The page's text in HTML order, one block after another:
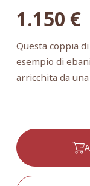
1.150 €
Questa coppia
esempio di
arricchita da